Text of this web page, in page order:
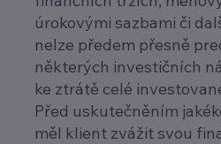
úrokovými sazbami či
nelze předem přesně
některých investičních
ke ztrátě celé
Před uskutečněním
měl klient zvážit svou